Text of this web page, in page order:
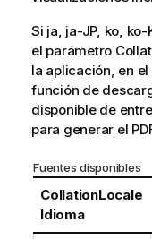
Si ja, ja-JP, ko,
el parámetro
la aplicación, en
función de
disponible de
para generar el
Fuentes disponibles
CollationLocale
Idioma